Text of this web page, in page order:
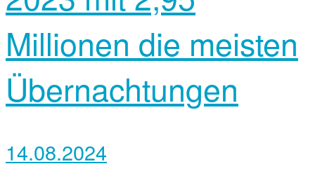
Millionen die meisten
Übernachtungen
14.08.2024